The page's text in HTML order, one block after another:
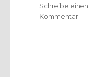
Schreibe einen
Kommentarzu